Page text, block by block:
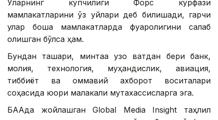
Уларнинг кўпчилиги Форс кўрфази
мамлакатларини ўз уйлари деб билишади, гарчи
улар бошқа мамлакатларда фуқаролигини сақлаб
қолишган бўлса ҳам.
Бундан ташқари, минтақа узоқ вақтдан бери банк,
молия, технология, муҳандислик, авиация,
тиббиёт ва оммавий ахборот воситалари
соҳасида юқори малакали мутахассисларга эга.
БААда жойлашган Global Media Insight таҳлил